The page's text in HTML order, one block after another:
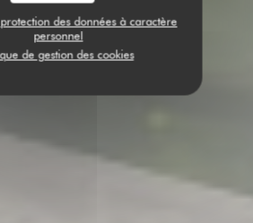
des données à caractère
personnel
de gestion des cookies